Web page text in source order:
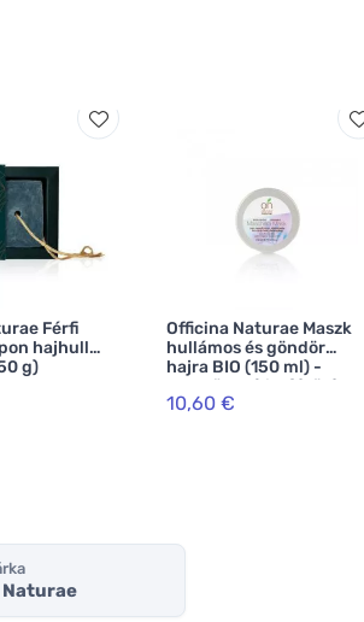
Férfi
hajhullás
g)
Officina Naturae Maszk
hullámos és göndör
hajra BIO (150 ml) -
megkönnyíti a fésülést
10,60 €